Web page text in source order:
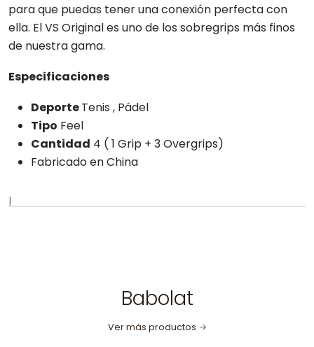
para que puedas tener una conexión perfecta con
ella. El VS Original es uno de los sobregrips más finos
de nuestra gama.
Especificaciones
DeporteTenis , Pádel
Tipo Feel
Cantidad 4 ( 1 Grip + 3 Overgrips)
Fabricado en China
|
Babolat
Ver más productos